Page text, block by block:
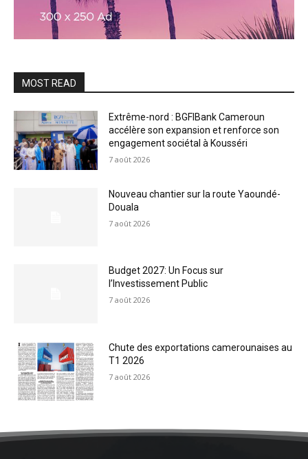
MOST READ
Extrême-nord : BGFIBank Cameroun
accélère son expansion et renforce son
engagement sociétal à Kousséri
7 août 2026
Nouveau chantier sur la route Yaoundé-
Douala
7 août 2026
Budget 2027: Un Focus sur
l’Investissement Public
7 août 2026
Chute des exportations camerounaises au
T1 2026
7 août 2026